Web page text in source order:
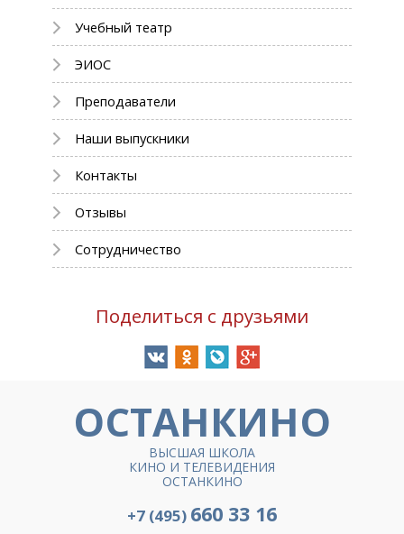
Учебный театр
ЭИОС
Преподаватели
Наши выпускники
Контакты
Отзывы
Сотрудничество
Поделиться с друзьями
ОСТАНКИНО
ВЫСШАЯ ШКОЛА
КИНО И ТЕЛЕВИДЕНИЯ
ОСТАНКИНО
+7 (495) 660 33 16